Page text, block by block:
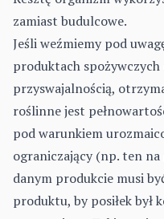
zamiast budulcowe.
Jeśli weźmiemy pod
produktach
przyswajalnością,
roślinne jest
pod warunkiem
ograniczający (np. ten
danym produkcie musi
produktu, by posiłek był